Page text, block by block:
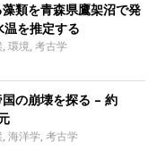
類を青森県鷹架沼で発
を推定する
,環境,考古学
の崩壊を探る – 約
,海洋学,考古学